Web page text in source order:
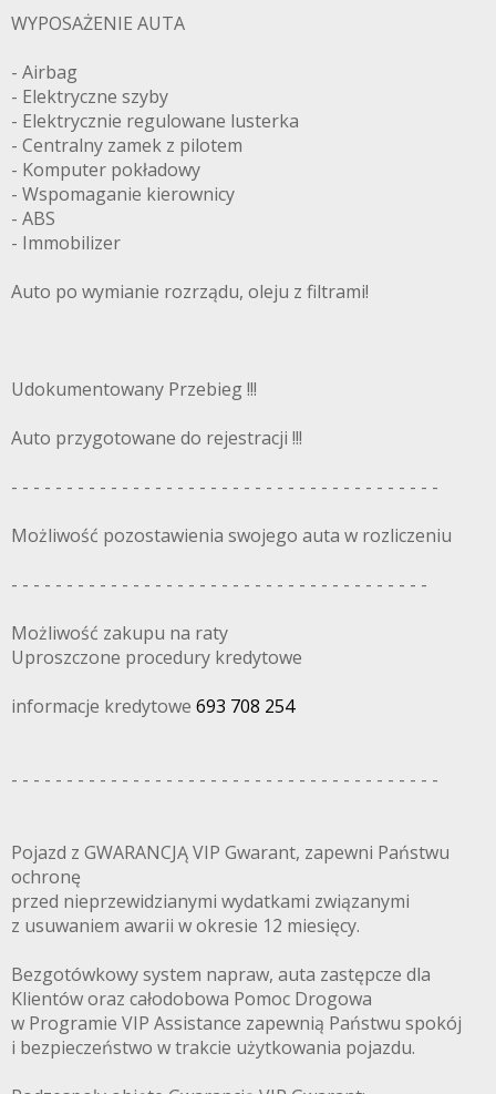
WYPOSAŻENIE AUTA
- Airbag
- Elektryczne szyby
- Elektrycznie regulowane lusterka
- Centralny zamek z pilotem
- Komputer pokładowy
- Wspomaganie kierownicy
- ABS
- Immobilizer
Auto po wymianie rozrządu, oleju z filtrami!
Udokumentowany Przebieg !!!
Auto przygotowane do rejestracji !!!
- - - - - - - - - - - - - - - - - - - - - - - - - - - - - - - - - - - - - - -
Możliwość pozostawienia swojego auta w rozliczeniu
- - - - - - - - - - - - - - - - - - - - - - - - - - - - - - - - - - - - - -
Możliwość zakupu na raty
Uproszczone procedury kredytowe
informacje kredytowe 693 708 254
- - - - - - - - - - - - - - - - - - - - - - - - - - - - - - - - - - - - - - -
Pojazd z GWARANCJĄ VIP Gwarant, zapewni Państwu
ochronę
przed nieprzewidzianymi wydatkami związanymi
z usuwaniem awarii w okresie 12 miesięcy.
Bezgotówkowy system napraw, auta zastępcze dla
Klientów oraz całodobowa Pomoc Drogowa
w Programie VIP Assistance zapewnią Państwu spokój
i bezpieczeństwo w trakcie użytkowania pojazdu.